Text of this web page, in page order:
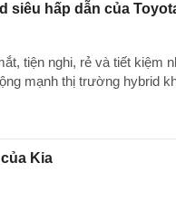
siêu hấp dẫn của
tiện nghi, rẻ và tiết kiệm
mạnh thị trường hybrid
Kia